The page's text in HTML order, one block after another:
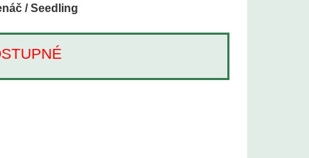
/ Seedling